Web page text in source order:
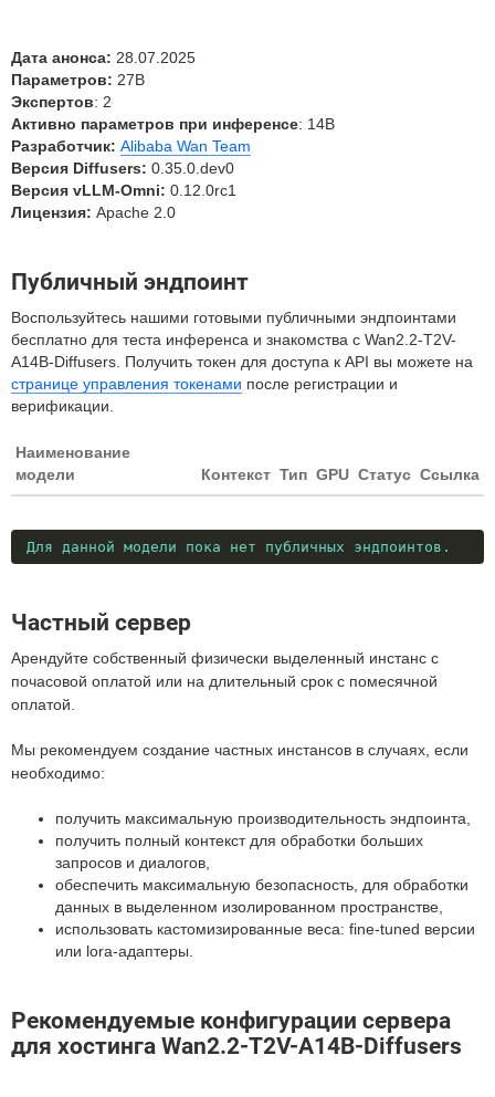
Дата анонса: 28.07.2025
Параметров: 27B
Экспертов: 2
Активно параметров при инференсе: 14B
Разработчик: Alibaba Wan Team
Версия Diffusers: 0.35.0.dev0
Версия vLLM-Omni: 0.12.0rc1
Лицензия: Apache 2.0
Публичный эндпоинт
Воспользуйтесь нашими готовыми публичными эндпоинтами
бесплатно для теста инференса и знакомства с Wan2.2-T2V-
A14B-Diffusers. Получить токен для доступа к API вы можете на
странице управления токенами после регистрации и
верификации.
Наименование
модели
Контекст Тип GPU Статус Ссылка
Для данной модели пока нет публичных эндпоинтов.
Частный сервер
Арендуйте собственный физически выделенный инстанс с
почасовой оплатой или на длительный срок с помесячной
оплатой.
Мы рекомендуем создание частных инстансов в случаях, если
необходимо:
получить максимальную производительность эндпоинта,
получить полный контекст для обработки больших
запросов и диалогов,
обеспечить максимальную безопасность, для обработки
данных в выделенном изолированном пространстве,
использовать кастомизированные веса: fine-tuned версии
или lora-адаптеры.
Рекомендуемые конфигурации сервера
для хостинга Wan2.2-T2V-A14B-Diffusers